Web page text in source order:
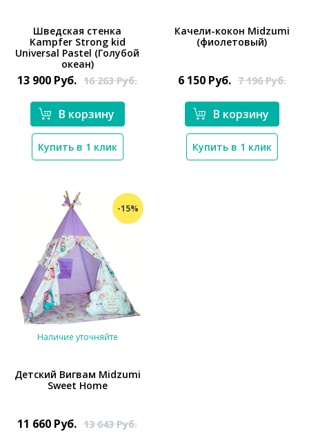
Шведская стенка
Kampfer Strong kid
Universal Pastel (Голубой
океан)
13 900 Руб. 16 263Руб.
В корзину
Купить в 1 клик
Качели-кокон Midzumi
(фиолетовый)
6 150 Руб. 7 196Руб.
В корзину
Купить в 1 клик
-15%
Наличие уточняйте
Детский Вигвам Midzumi
Sweet Home
11 660 Руб. 13 643Руб.